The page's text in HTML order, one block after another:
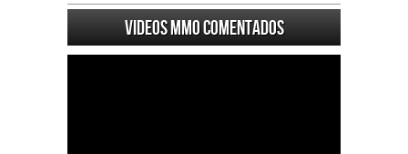
Videos MMO Comentados